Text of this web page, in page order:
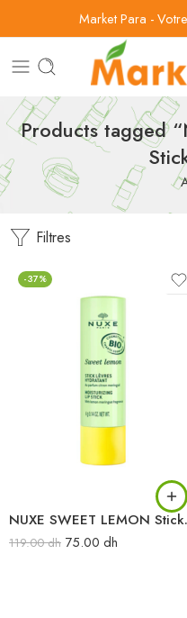
Market Para -
Products tagged
Filtres
-37%
NUXE
119.00dh 75.00 dh